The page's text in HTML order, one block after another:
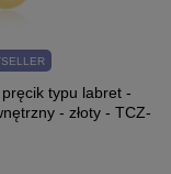
typu labret -
- złoty - TCZ-